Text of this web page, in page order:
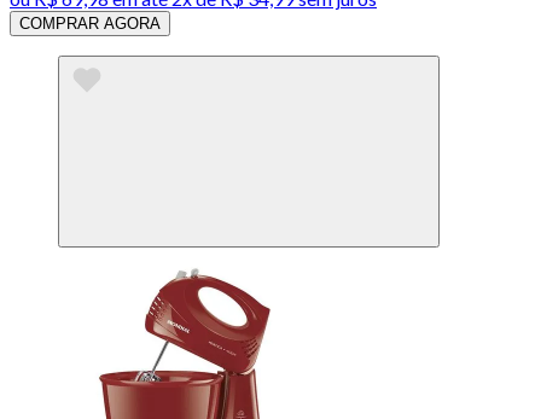
COMPRAR AGORA